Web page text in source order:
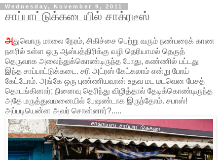
Wednesday, November 9, 2011
சாப்பாட்டுக்கடையில் சாக்ரடீஸ்
அதுவொரு மாலை நேரம், சிகிச்சை பெற்று வரும் நண்பரைக் காண
நகரில் உள்ள ஒரு ஆஸ்பத்திரிக்கு வழி தெரியாமல் தெருத்
தெருவாக அலைந்துக்கொண்டிருந்த போது, கண்ணில் பட்டது
இந்த சாப்பாட்டுக்கடை. சரி அட்ரஸ் கேட்கலாம் என்று போய்
கேட்டோம். அங்கே ஒரு புண்ணியவான் உதவ மட மடவென பேசத்
தொடங்கினார்; நினைவு தெரிந்து விழித்தால் தேடிக்கொண்டிருந்த
அதே மருத்துவமனையில் பேஷண்டாக இருந்தோம். சபாஸ்!
அப்படியென்ன அவர் சொன்னார்?.....